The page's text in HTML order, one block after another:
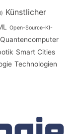
Künstlicher
Open-Source-KI-
Quantencomputer
Smart Cities
Technologien